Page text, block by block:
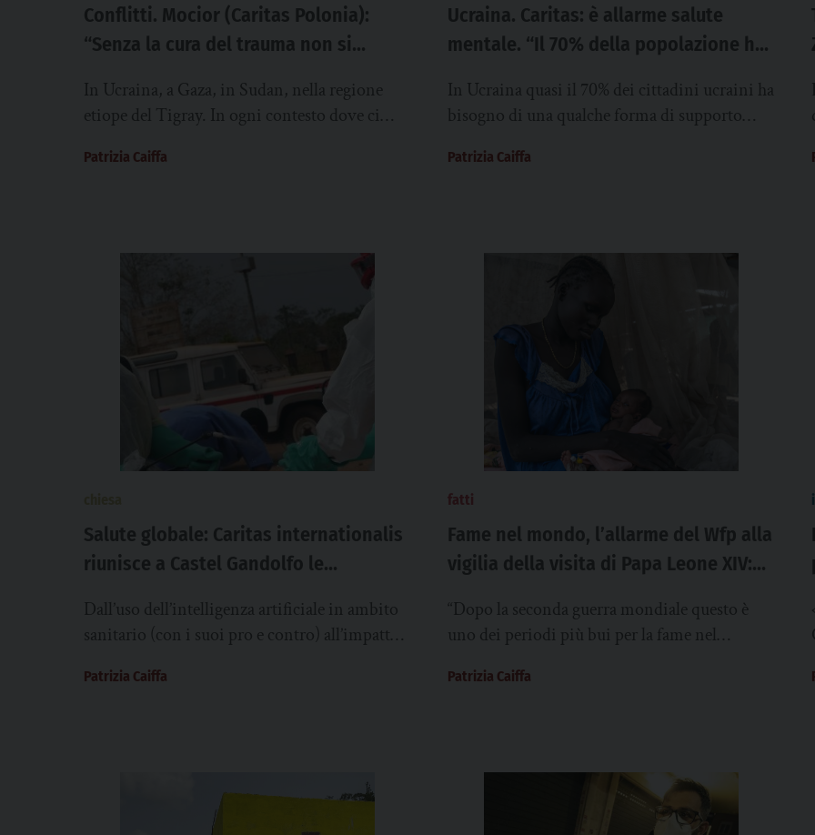
Conflitti. Mocior (Caritas Polonia):
“Senza la cura del trauma non si
In Ucraina, a Gaza, in Sudan, nella regione
etiope del Tigray. In ogni contesto dove ci
Patrizia Caiffa
Ucraina. Caritas: è allarme salute
mentale. “Il 70% della popolazione ha
In Ucraina quasi il 70% dei cittadini ucraini ha
bisogno di una qualche forma di supporto
nel febbraio...
Patrizia Caiffa
Salute globale: Caritas internationalis
riunisce a Castel Gandolfo le
clima e conflitti
Dall’uso dell’intelligenza artificiale in ambito
sanitario (con i suoi pro e contro) all’impatto
salute. Ma...
Patrizia Caiffa
fatti
Fame nel mondo, l’allarme del Wfp alla
vigilia della visita di Papa Leone XIV:
seconda guerra mondiale”
“Dopo la seconda guerra mondiale questo è
uno dei periodi più bui per la fame nel
Patrizia Caiffa